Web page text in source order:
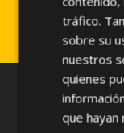
Sistema
tráfico.
sobre su
nuestros
quienes
que